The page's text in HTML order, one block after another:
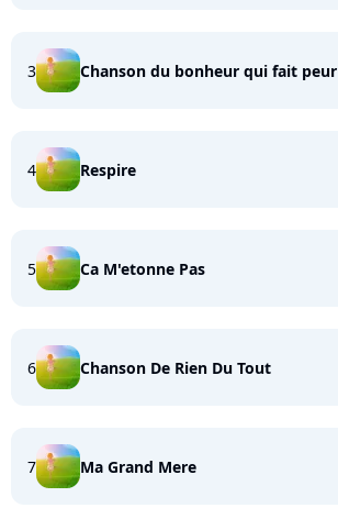
3 Chanson du bonheur qui fait peur
4 Respire
5 Ca M'etonne Pas
6 Chanson De Rien Du Tout
7 Ma Grand Mere